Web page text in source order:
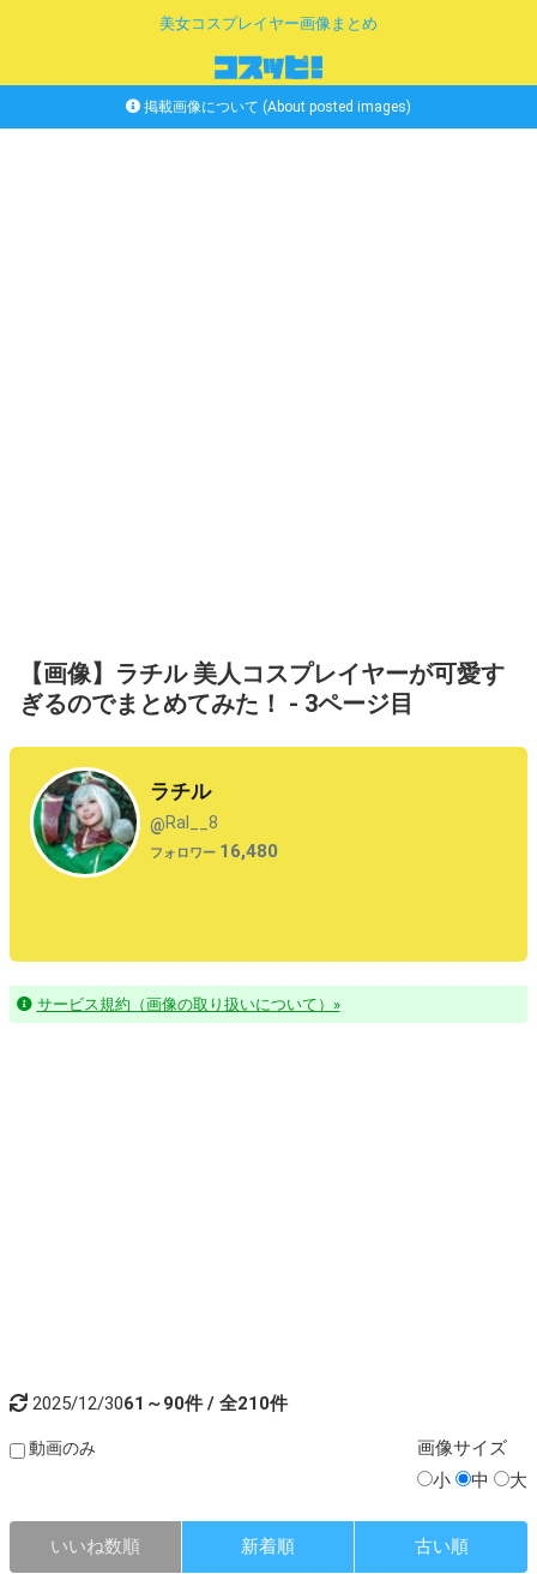
美女コスプレイヤー画像まとめ
掲載画像について (About posted images)
【画像】ラチル 美人コスプレイヤーが可愛す
ぎるのでまとめてみた！ - 3ページ目
ラチル
@Ral__8
フォロワー 16,480
サービス規約（画像の取り扱いについて）»
2025/12/3061～90件 / 全210件
動画のみ 画像サイズ
小
中 大
いいね数順 新着順 古い順